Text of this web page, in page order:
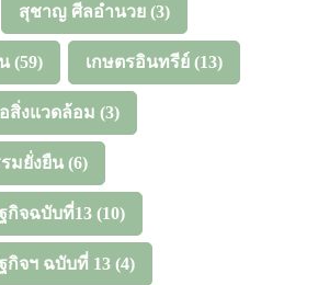
สุชาญ ศีลอำนวย (3)
(59) เกษตรอินทรีย์ (13)
สิ่งแวดล้อม (3)
มยั่งยืน (6)
กิจฉบับที่13 (10)
จฯ ฉบับที่ 13 (4)